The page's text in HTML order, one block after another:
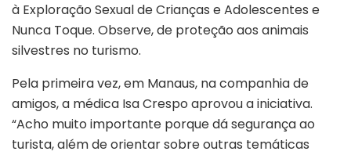
à Exploração Sexual de Crianças e Adolescentes e
Nunca Toque. Observe, de proteção aos animais
silvestres no turismo.
Pela primeira vez, em Manaus, na companhia de
amigos, a médica Isa Crespo aprovou a iniciativa.
“Acho muito importante porque dá segurança ao
turista, além de orientar sobre outras temáticas